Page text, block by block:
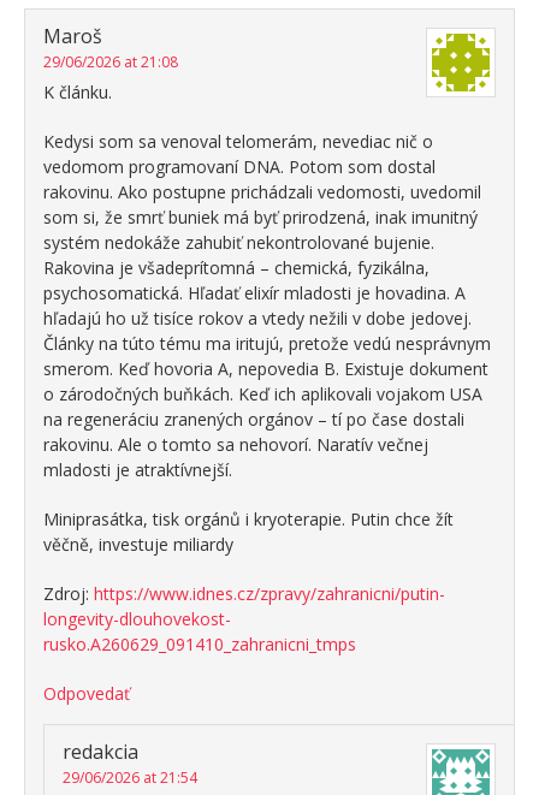
Maroš
29/06/2026 at 21:08
K článku.
Kedysi som sa venoval telomerám, nevediac nič o
vedomom programovaní DNA. Potom som dostal
rakovinu. Ako postupne prichádzali vedomosti, uvedomil
som si, že smrť buniek má byť prirodzená, inak imunitný
systém nedokáže zahubiť nekontrolované bujenie.
Rakovina je všadeprítomná – chemická, fyzikálna,
psychosomatická. Hľadať elixír mladosti je hovadina. A
hľadajú ho už tisíce rokov a vtedy nežili v dobe jedovej.
Články na túto tému ma iritujú, pretože vedú nesprávnym
smerom. Keď hovoria A, nepovedia B. Existuje dokument
o zárodočných buňkách. Keď ich aplikovali vojakom USA
na regeneráciu zranených orgánov – tí po čase dostali
rakovinu. Ale o tomto sa nehovorí. Naratív večnej
mladosti je atraktívnejší.
Miniprasátka, tisk orgánů i kryoterapie. Putin chce žít
věčně, investuje miliardy
Zdroj: https://www.idnes.cz/zpravy/zahranicni/putin-
longevity-dlouhovekost-
rusko.A260629_091410_zahranicni_tmps
Odpovedať
redakcia
29/06/2026 at 21:54